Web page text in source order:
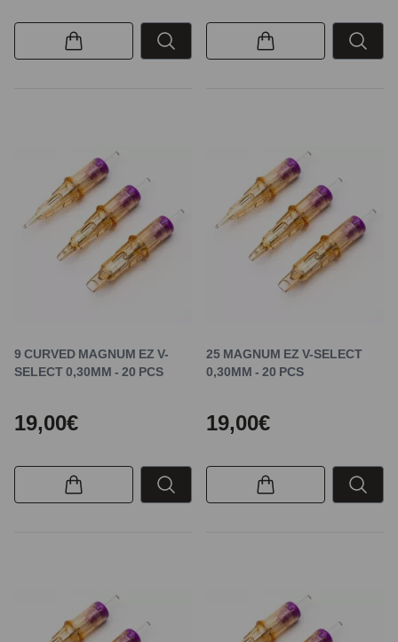
9 CURVED MAGNUM EZ V-
SELECT 0,30MM - 20 PCS
19,00€
25 MAGNUM EZ V-SELECT
0,30MM - 20 PCS
19,00€